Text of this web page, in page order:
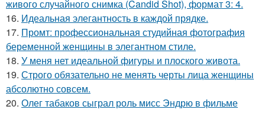
живого случайного снимка (Candid Shot), формат 3: 4.
16. Идеальная элегантность в каждой прядке.
17. Промт: профессиональная студийная фотография
беременной женщины в элегантном стиле.
18. У меня нет идеальной фигуры и плоского живота.
19. Строго обязательно не менять черты лица женщины
абсолютно совсем.
20. Олег табаков сыграл роль мисс Эндрю в фильме